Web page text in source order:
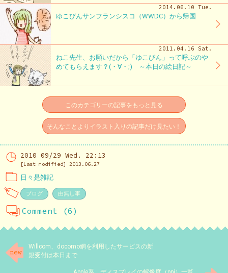
2014.06.10 Tue.
ゆこびんサンフランシスコ（WWDC）から帰国
2011.04.16 Sat.
ねこ先生、お願いだから「ゆこびん」って呼ぶのや
めてもらえます？(・∀・;) ～本日の絵日記～
このカテゴリーの記事をもっと見る
そんなことよりイラスト入りの記事だけ見たい！
2010 09/29 Wed. 22:13
[Last modified] 2013.06.27
日々是雑記
ブログ 由無し事
Comment (6)
Willcom、docomo網を利用したサービスの新
規受付は本日まで